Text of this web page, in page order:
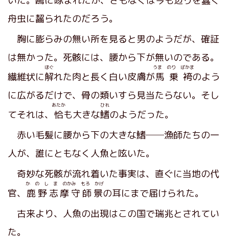
舟虫に齧られたのだろう。
胸に膨らみの無い所を見ると男のようだが、確証
は無かった。死骸には、腰から下が無いのである。
繊維状に解
ほぐ
れた肉と長く白い皮膚が馬乗袴
うま のり ばかま
のよう
に広がるだけで、骨の類いすら見当たらない。そし
てそれは、 恰
あたか
も大きな鰭
ひれ
のようだった。
赤い毛髪に腰から下の大きな鰭──漁師たちの一
人が、誰にともなく人魚と呟いた。
奇妙な死骸が流れ着いた事実は、直ぐに当地の代
官、 鹿野志摩守師景
か の し ま のかみ もろ かげ
の耳にまで届けられた。
古来より、人魚の出現はこの国で瑞兆とされてい
た。